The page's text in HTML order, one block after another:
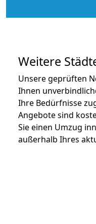
Weitere
Unsere geprüften
Ihnen
Ihre Bedürfnisse
Angebote sind
Sie einen Umzug
außerhalb Ihres